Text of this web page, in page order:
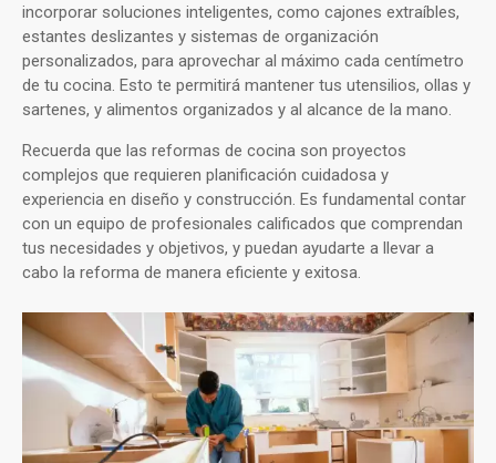
incorporar soluciones inteligentes, como cajones extraíbles,
estantes deslizantes y sistemas de organización
personalizados, para aprovechar al máximo cada centímetro
de tu cocina. Esto te permitirá mantener tus utensilios, ollas y
sartenes, y alimentos organizados y al alcance de la mano.
Recuerda que las reformas de cocina son proyectos
complejos que requieren planificación cuidadosa y
experiencia en diseño y construcción. Es fundamental contar
con un equipo de profesionales calificados que comprendan
tus necesidades y objetivos, y puedan ayudarte a llevar a
cabo la reforma de manera eficiente y exitosa.